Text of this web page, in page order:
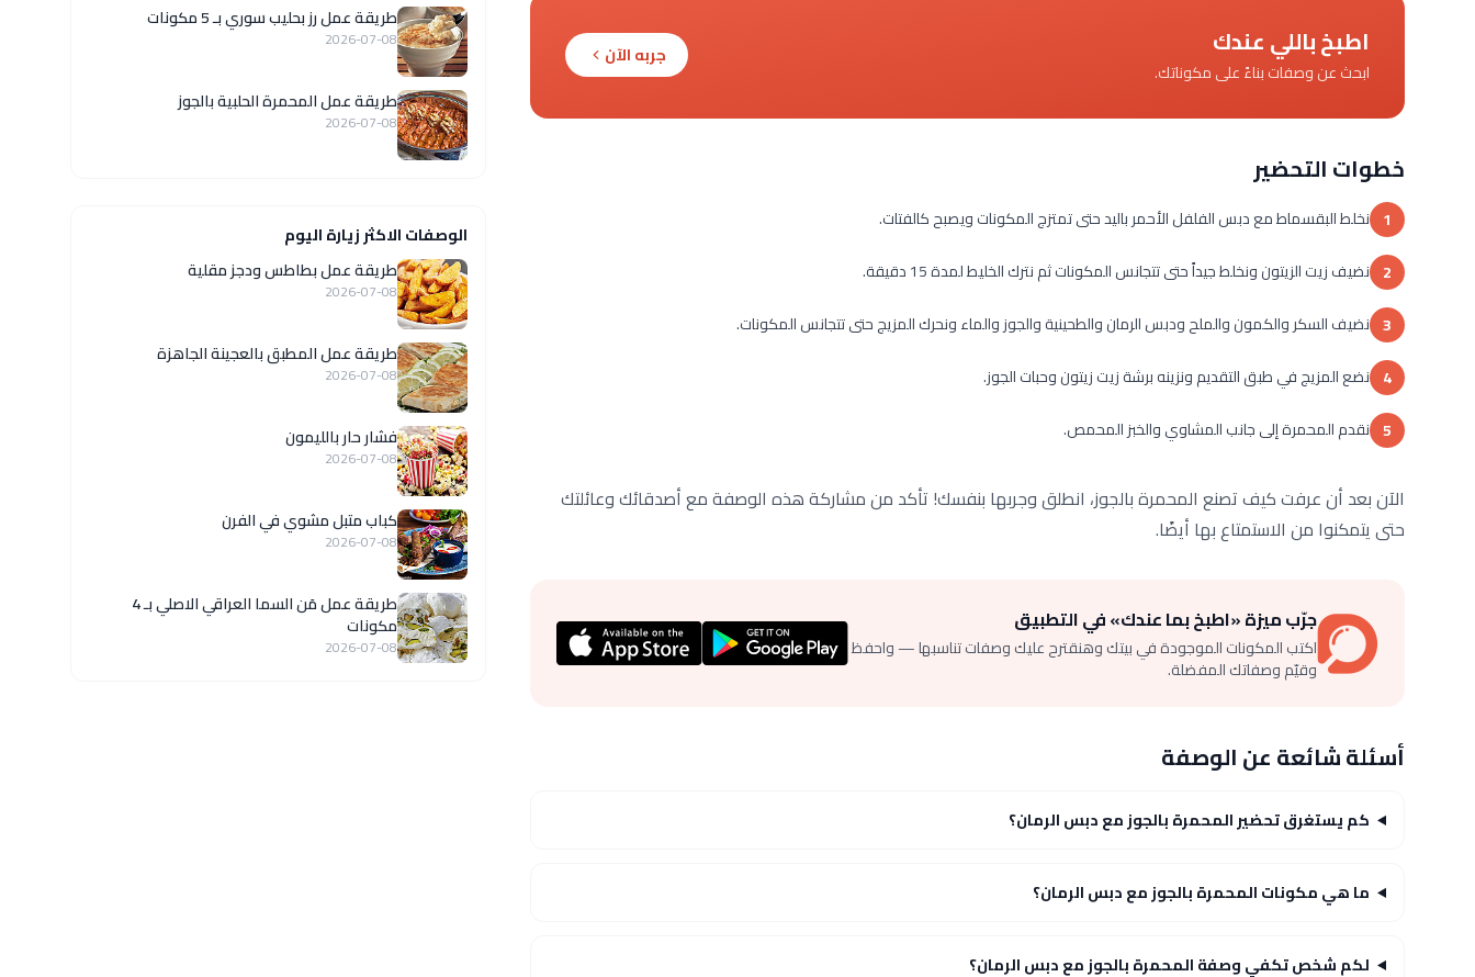
اطبخ باللي عندك
ابحث عن وصفات بناءً على مكوناتك.
جربه الآن
خطوات التحضير
1 نخلط البقسماط مع دبس الفلفل الأحمر باليد حتى تمتزج المكونات ويصبح كالفتات.
2 نضيف زيت الزيتون ونخلط جيداً حتى تتجانس المكونات ثم نترك الخليط لمدة 15 دقيقة.
3 نضيف السكر والكمون والملح ودبس الرمان والطحينية والجوز والماء ونحرك المزيج حتى تتجانس المكونات.
4 نضع المزيج في طبق التقديم ونزينه برشة زيت زيتون وحبات الجوز.
5 نقدم المحمرة إلى جانب المشاوي والخبز المحمص.
الآن بعد أن عرفت كيف تصنع المحمرة بالجوز، انطلق وجربها بنفسك! تأكد من مشاركة هذه الوصفة مع أصدقائك وعائلتك
حتى يتمكنوا من الاستمتاع بها أيضًا.
جرّب ميزة «اطبخ بما عندك» في التطبيق
اكتب المكونات الموجودة في بيتك وهنقترح عليك وصفات تناسبها — واحفظ
وقيّم وصفاتك المفضلة.
أسئلة شائعة عن الوصفة
كم يستغرق تحضير المحمرة بالجوز مع دبس الرمان؟
ما هي مكونات المحمرة بالجوز مع دبس الرمان؟
لكم شخص تكفي وصفة المحمرة بالجوز مع دبس الرمان؟
طريقة عمل رز بحليب سوري بـ 5 مكونات
2026-07-08
طريقة عمل المحمرة الحلبية بالجوز
2026-07-08
الوصفات الاكثر زيارة اليوم
طريقة عمل بطاطس ودجز مقلية
2026-07-08
طريقة عمل المطبق بالعجينة الجاهزة
2026-07-08
فشار حار بالليمون
2026-07-08
كباب متبل مشوي في الفرن
2026-07-08
طريقة عمل مَن السما العراقي الاصلي بـ 4
مكونات
2026-07-08